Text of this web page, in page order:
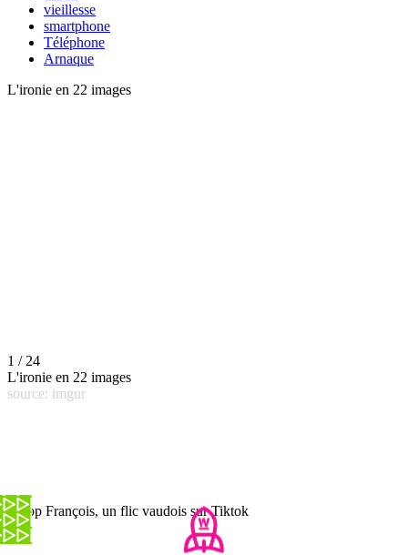
vieillesse
smartphone
Téléphone
Arnaque
L'ironie en 22 images
1 / 24
L'ironie en 22 images
source: imgur
E-cop François, un flic vaudois sur Tiktok